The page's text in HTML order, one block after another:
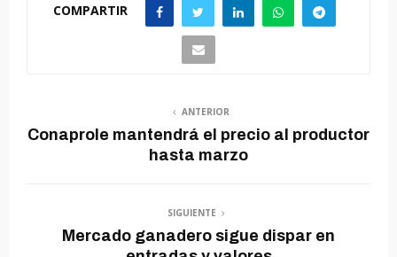
COMPARTIR
ANTERIOR
Conaprole mantendrá el precio al productor
hasta marzo
SIGUIENTE
Mercado ganadero sigue dispar en